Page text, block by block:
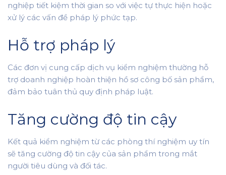
nghiệp tiết kiệm thời gian so với việc tự thực hiện hoặc
xử lý các vấn đề pháp lý phức tạp.
Hỗ trợ pháp lý
Các đơn vị cung cấp dịch vụ kiểm nghiệm thường hỗ
trợ doanh nghiệp hoàn thiện hồ sơ công bố sản phẩm,
đảm bảo tuân thủ quy định pháp luật.
Tăng cường độ tin cậy
Kết quả kiểm nghiệm từ các phòng thí nghiệm uy tín
sẽ tăng cường độ tin cậy của sản phẩm trong mắt
người tiêu dùng và đối tác.